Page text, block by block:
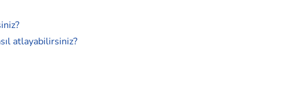
atlayabilirsiniz?